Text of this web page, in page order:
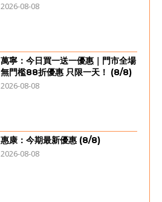
2026-08-08
萬寧：今日買一送一優惠｜門市全場
無門檻88折優惠 只限一天！ (8/8)
2026-08-08
惠康：今期最新優惠 (8/8)
2026-08-08